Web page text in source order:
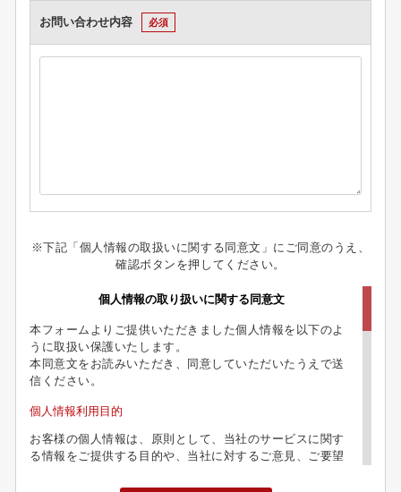
お問い合わせ内容 必須
※下記「個人情報の取扱いに関する同意文」にご同意のうえ、
確認ボタンを押してください。
個人情報の取り扱いに関する同意文
本フォームよりご提供いただきました個人情報を以下のよ
うに取扱い保護いたします。
本同意文をお読みいただき、同意していただいたうえで送
信ください。
個人情報利用目的
お客様の個人情報は、原則として、当社のサービスに関す
る情報をご提供する目的や、当社に対するご意見、ご要望